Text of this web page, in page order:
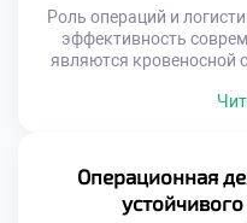
расширяет карьерные
природе является
Понимание
Роль операций и
эффективность
являются кровеносной
не достигают
Выпускники
системы. Понимание
успешной
Операционная